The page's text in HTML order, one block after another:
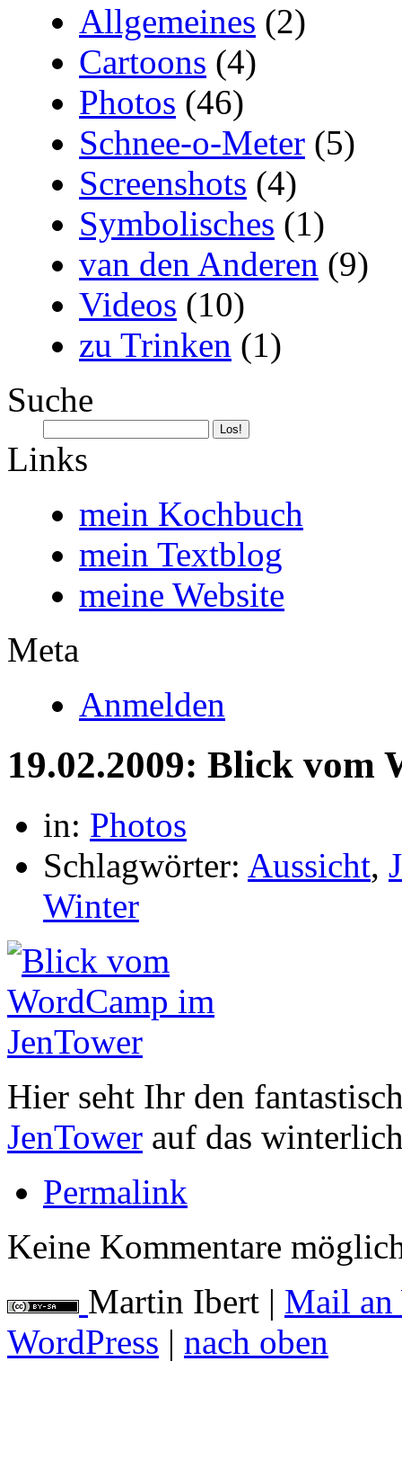
Allgemeines (2)
Cartoons (4)
Photos (46)
Schnee-o-Meter (5)
Screenshots (4)
Symbolisches (1)
van den Anderen (9)
Videos (10)
zu Trinken (1)
Suche
Links
mein Kochbuch
mein Textblog
meine Website
Meta
Anmelden
19.02.2009: Blick vom
in: Photos
Schlagwörter: Aussicht,
Winter
Hier seht Ihr den
JenTower auf das
Permalink
Keine Kommentare
Martin Ibert | Mail an
WordPress | nach oben